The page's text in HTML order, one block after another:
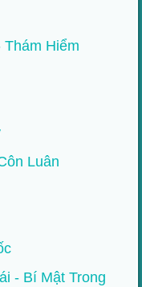
Thám Hiểm
Luân
- Bí Mật Trong